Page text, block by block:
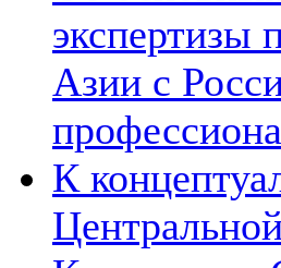
экспертизы
Азии с
К